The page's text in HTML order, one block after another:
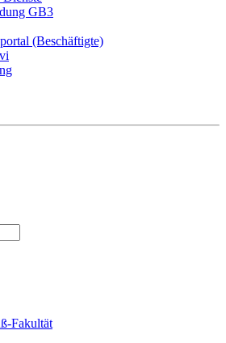
GB3
(Beschäftigte)
Fakultät